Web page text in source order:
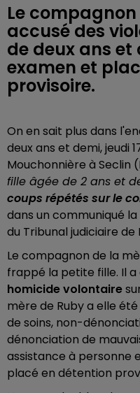
Le
accusé des
de deux ans et
examen et
provisoire.
On en sait plus dans
deux ans et demi, jeudi
Mouchonnière à Seclin
fille âgée de 2 ans et
coups répétés sur le
dans un communiqué
du Tribunal judiciaire de
Le compagnon de la
frappé la petite fille. Il a
homicide volontaire
mère de Ruby a elle
de soins, non-
dénonciation de
assistance à personne
placé en détention